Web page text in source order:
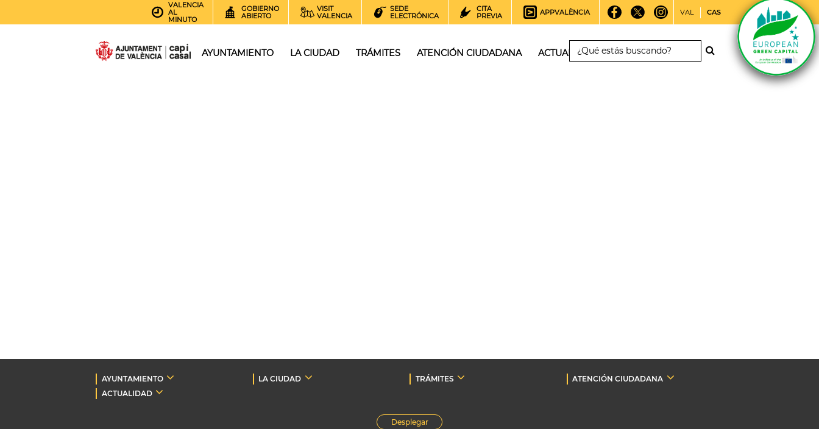
VALENCIA
AL
MINUTO
GOBIERNO
ABIERTO
VISIT
VALENCIA
SEDE
ELECTRÓNICA
CITA
PREVIA
APPVALÈNCIA VAL CAS
AYUNTAMIENTO LA CIUDAD TRÁMITES ATENCIÓN CIUDADANA ACTUALIDAD
AYUNTAMIENTO LA CIUDAD TRÁMITES
ATENCIÓN CIUDADANA
ACTUALIDAD
Desplegar